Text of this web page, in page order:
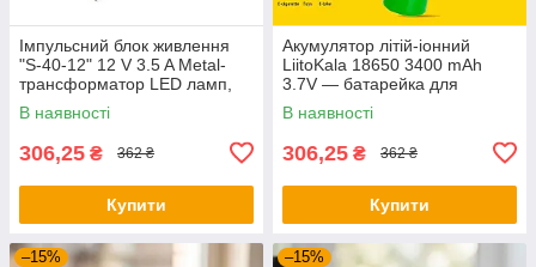
Імпульсний блок живлення
"S-40-12" 12 V 3.5 A Metal-
трансформатор LED ламп,
блок для світлодіодної стрічки
В наявності
306,25 ₴ 362 ₴
Купити
Акумулятор літій-іонний
LiitoKala 18650 3400 mAh
3.7V — батарейка для
ліхтарів і повербанків
В наявності
306,25 ₴ 362 ₴
Купити
–15% –15%